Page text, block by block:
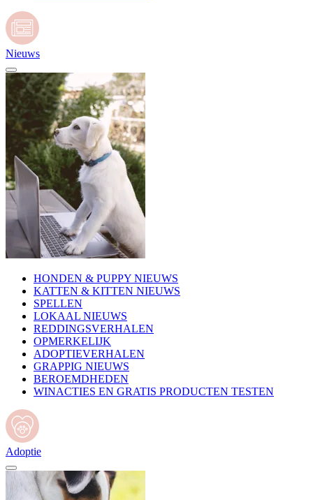
Nieuws
HONDEN & PUPPY NIEUWS
KATTEN & KITTEN NIEUWS
SPELLEN
LOKAAL NIEUWS
REDDINGSVERHALEN
OPMERKELIJK
ADOPTIEVERHALEN
GRAPPIG NIEUWS
BEROEMDHEDEN
WINACTIES EN GRATIS PRODUCTEN TESTEN
Adoptie